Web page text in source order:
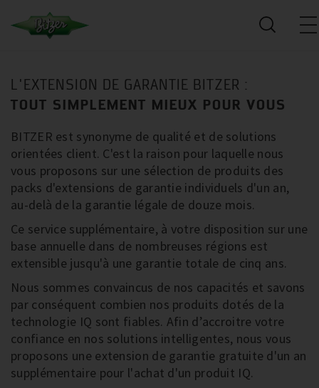
L'EXTENSION DE GARANTIE BITZER :
TOUT SIMPLEMENT MIEUX POUR VOUS
BITZER est synonyme de qualité et de solutions
orientées client. C'est la raison pour laquelle nous
vous proposons sur une sélection de produits des
packs d'extensions de garantie individuels d'un an,
au-delà de la garantie légale de douze mois.
Ce service supplémentaire, à votre disposition sur une
base annuelle dans de nombreuses régions est
extensible jusqu'à une garantie totale de cinq ans.
Nous sommes convaincus de nos capacités et savons
par conséquent combien nos produits dotés de la
technologie IQ sont fiables. Afin d’accroitre votre
confiance en nos solutions intelligentes, nous vous
proposons une extension de garantie gratuite d'un an
supplémentaire pour l'achat d'un produit IQ.